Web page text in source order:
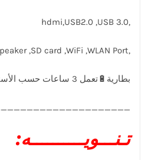
,hdmi,USB2.0 ,USB 3.0
,2Speaker ,SD card ,WiFi ,WLAN Port
تـنـــويــــــــــه: